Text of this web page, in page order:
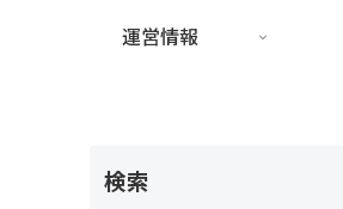
運営情報
検索